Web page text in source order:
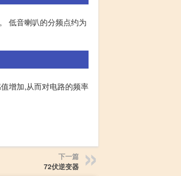
低音喇叭的分频点约为
增加,从而对电路的频率
下一篇
72伏逆变器